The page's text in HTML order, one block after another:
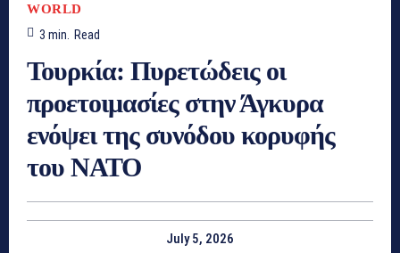
WORLD
3 min. Read
Τουρκία: Πυρετώδεις οι
προετοιμασίες στην Άγκυρα
ενόψει της συνόδου κορυφής
του ΝΑΤΟ
July 5, 2026